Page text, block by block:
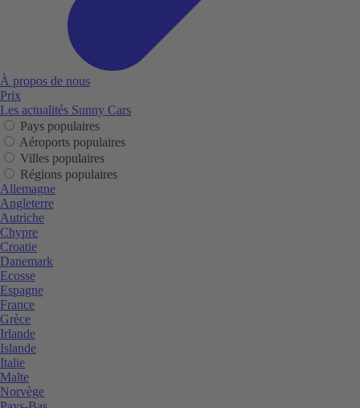
À propos de nous
Prix
Les actualités Sunny Cars
Pays populaires
Aéroports populaires
Villes populaires
Régions populaires
Allemagne
Angleterre
Autriche
Chypre
Croatie
Danemark
Ecosse
Espagne
France
Grèce
Irlande
Islande
Italie
Malte
Norvège